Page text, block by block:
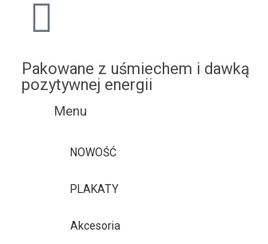
Pakowane z uśmiechem i dawką
pozytywnej energii
Menu
NOWOŚĆ
PLAKATY
Akcesoria